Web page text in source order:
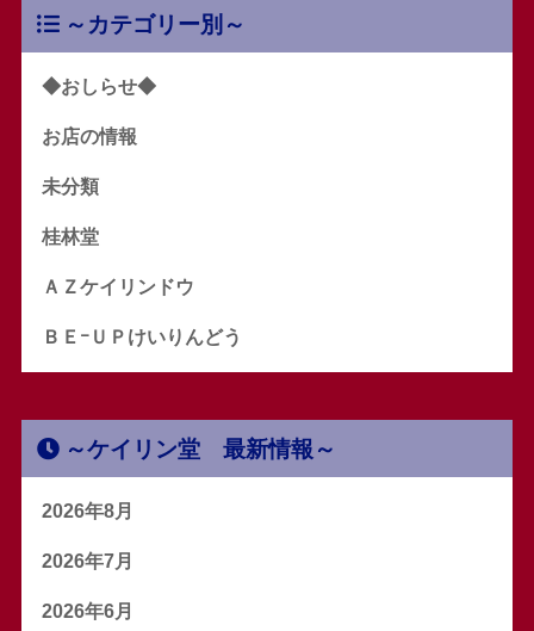
～カテゴリー別～
◆おしらせ◆
お店の情報
未分類
桂林堂
ＡＺケイリンドウ
ＢＥｰＵＰけいりんどう
～ケイリン堂 最新情報～
2026年8月
2026年7月
2026年6月